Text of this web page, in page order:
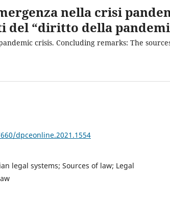
nella crisi
del “diritto della
crisis. Concluding remarks: The
dpceonline.2021.1554
legal systems; Sources of law; Legal